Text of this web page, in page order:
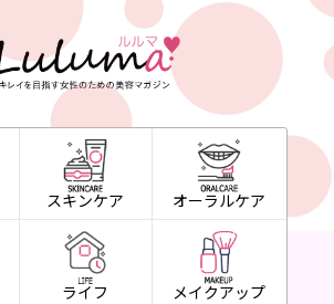
スキンケア オーラルケア
ライフ メイクアップ